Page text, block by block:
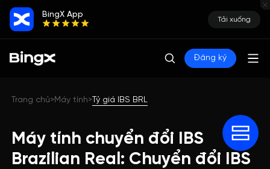
BingX App
Tải xuống
Đăng ký
Trang chủ>Máy tính>Tỷ giá IBS BRL
Máy tính chuyển đổi IBS
Brazilian Real: Chuyển đổi IBS